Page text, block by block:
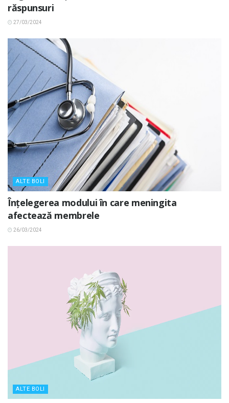
răspunsuri
27/03/2024
ALTE BOLI
Înțelegerea modului în care meningita
afectează membrele
26/03/2024
ALTE BOLI